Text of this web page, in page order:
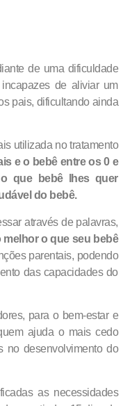
de uma dificuldade
de aliviar um
pais, dificultando ainda
utilizada no tratamento
e o bebê entre os 0 e
que bebê lhes quer
do bebê.
através de palavras,
o que seu bebê
parentais, podendo
das capacidades do
para o bem-estar e
ajuda o mais cedo
no desenvolvimento do
as necessidades